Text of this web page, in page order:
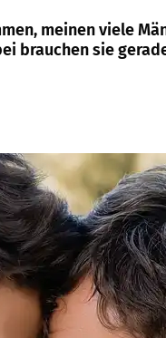
meinen viele
brauchen sie